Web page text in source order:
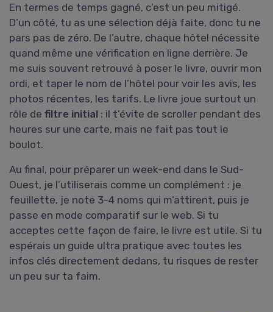
En termes de temps gagné, c’est un peu mitigé.
D’un côté, tu as une sélection déjà faite, donc tu ne
pars pas de zéro. De l’autre, chaque hôtel nécessite
quand même une vérification en ligne derrière. Je
me suis souvent retrouvé à poser le livre, ouvrir mon
ordi, et taper le nom de l’hôtel pour voir les avis, les
photos récentes, les tarifs. Le livre joue surtout un
rôle de filtre initial : il t’évite de scroller pendant des
heures sur une carte, mais ne fait pas tout le
boulot.
Au final, pour préparer un week-end dans le Sud-
Ouest, je l’utiliserais comme un complément : je
feuillette, je note 3-4 noms qui m’attirent, puis je
passe en mode comparatif sur le web. Si tu
acceptes cette façon de faire, le livre est utile. Si tu
espérais un guide ultra pratique avec toutes les
infos clés directement dedans, tu risques de rester
un peu sur ta faim.